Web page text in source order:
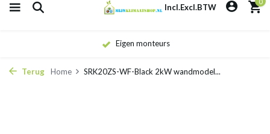
Incl.Excl.BTW
Eigen monteurs
Terug Home SRK20ZS-WF-Black 2kW wandmodel...